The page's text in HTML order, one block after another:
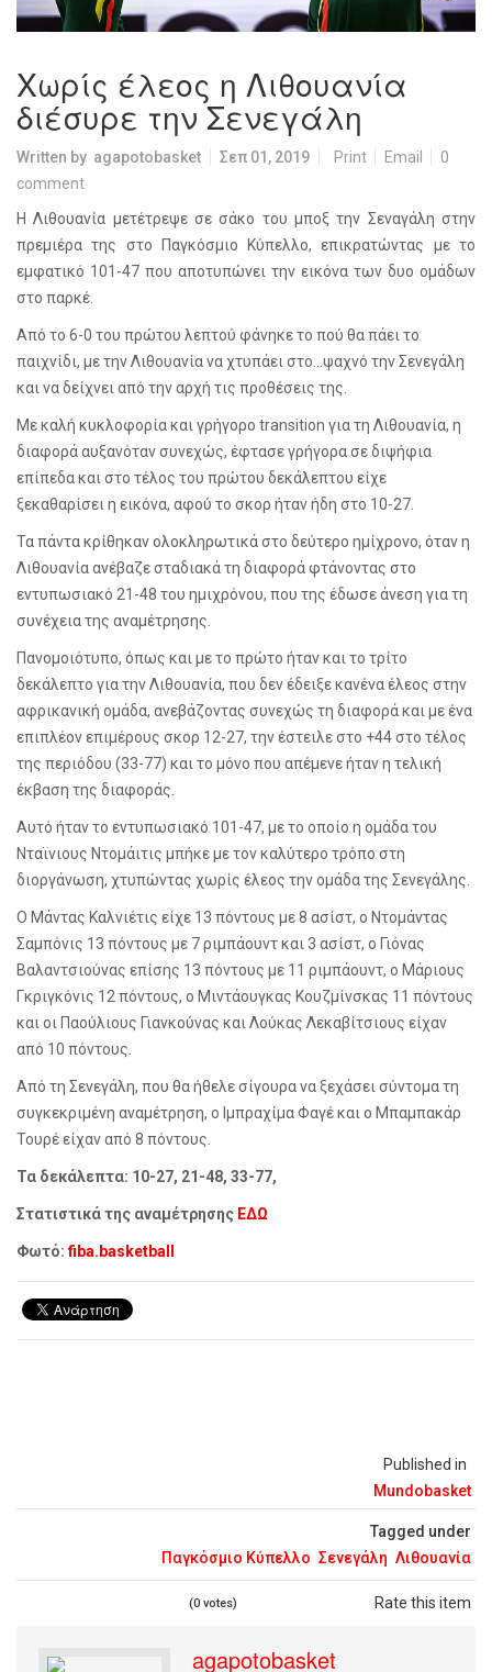
Χωρίς έλεος η Λιθουανία
διέσυρε την Σενεγάλη
Written by agapotobasket Σεπ 01, 2019 Print Email
0
comment
Published in
Mundobasket
Tagged under
Παγκόσμιο Κύπελλο Σενεγάλη Λιθουανία
Rate this item
(0 votes)
Η Λιθουανία μετέτρεψε σε σάκο του μποξ την Σεναγάλη στην
πρεμιέρα της στο Παγκόσμιο Κύπελλο, επικρατώντας με το
εμφατικό 101-47 που αποτυπώνει την εικόνα των δυο ομάδων
στο παρκέ.
Από το 6-0 του πρώτου λεπτού φάνηκε το πού θα πάει το
παιχνίδι, με την Λιθουανία να χτυπάει στο…ψαχνό την Σενεγάλη
και να δείχνει από την αρχή τις προθέσεις της.
Με καλή κυκλοφορία και γρήγορο transition για τη Λιθουανία, η
διαφορά αυξανόταν συνεχώς, έφτασε γρήγορα σε διψήφια
επίπεδα και στο τέλος του πρώτου δεκάλεπτου είχε
ξεκαθαρίσει η εικόνα, αφού το σκορ ήταν ήδη στο 10-27.
Τα πάντα κρίθηκαν ολοκληρωτικά στο δεύτερο ημίχρονο, όταν η
Λιθουανία ανέβαζε σταδιακά τη διαφορά φτάνοντας στο
εντυπωσιακό 21-48 του ημιχρόνου, που της έδωσε άνεση για τη
συνέχεια της αναμέτρησης.
Πανομοιότυπο, όπως και με το πρώτο ήταν και το τρίτο
δεκάλεπτο για την Λιθουανία, που δεν έδειξε κανένα έλεος στην
αφρικανική ομάδα, ανεβάζοντας συνεχώς τη διαφορά και με ένα
επιπλέον επιμέρους σκορ 12-27, την έστειλε στο +44 στο τέλος
της περιόδου (33-77) και το μόνο που απέμενε ήταν η τελική
έκβαση της διαφοράς.
Αυτό ήταν το εντυπωσιακό 101-47, με το οποίο η ομάδα του
Νταϊνιους Ντομάιτις μπήκε με τον καλύτερο τρόπο στη
διοργάνωση, χτυπώντας χωρίς έλεος την ομάδα της Σενεγάλης.
Ο Μάντας Καλνιέτις είχε 13 πόντους με 8 ασίστ, ο Ντομάντας
Σαμπόνις 13 πόντους με 7 ριμπάουντ και 3 ασίστ, ο Γιόνας
Βαλαντσιούνας επίσης 13 πόντους με 11 ριμπάουντ, ο Μάριους
Γκριγκόνις 12 πόντους, ο Μιντάουγκας Κουζμίνσκας 11 πόντους
και οι Παούλιους Γιανκούνας και Λούκας Λεκαβίτσιους είχαν
από 10 πόντους.
Από τη Σενεγάλη, που θα ήθελε σίγουρα να ξεχάσει σύντομα τη
συγκεκριμένη αναμέτρηση, ο Ιμπραχίμα Φαγέ και ο Μπαμπακάρ
Τουρέ είχαν από 8 πόντους.
Τα δεκάλεπτα: 10-27, 21-48, 33-77,
Στατιστικά της αναμέτρησης ΕΔΩ
Φωτό:fiba.basketball
agapotobasket